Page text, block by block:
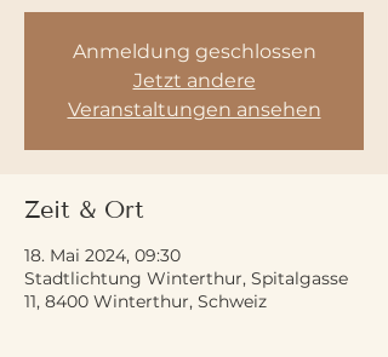
Anmeldung geschlossen
Jetzt andere
Veranstaltungen ansehen
Zeit & Ort
18. Mai 2024, 09:30
Stadtlichtung Winterthur, Spitalgasse
11, 8400 Winterthur, Schweiz